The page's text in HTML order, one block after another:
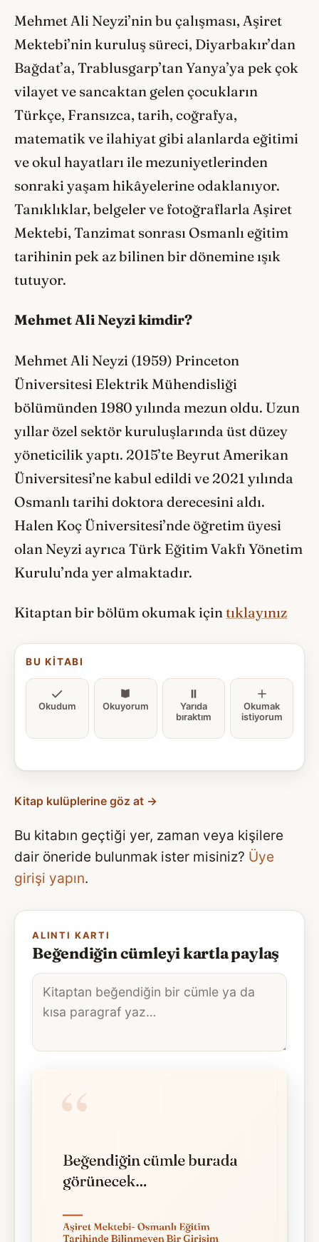
Mehmet Ali Neyzi’nin bu çalışması, Aşiret
Mektebi’nin kuruluş süreci, Diyarbakır’dan
Bağdat’a, Trablusgarp’tan Yanya’ya pek çok
vilayet ve sancaktan gelen çocukların
Türkçe, Fransızca, tarih, coğrafya,
matematik ve ilahiyat gibi alanlarda eğitimi
ve okul hayatları ile mezuniyetlerinden
sonraki yaşam hikâyelerine odaklanıyor.
Tanıklıklar, belgeler ve fotoğraflarla Aşiret
Mektebi, Tanzimat sonrası Osmanlı eğitim
tarihinin pek az bilinen bir dönemine ışık
tutuyor.
Mehmet Ali Neyzi kimdir?
Mehmet Ali Neyzi (1959) Princeton
Üniversitesi Elektrik Mühendisliği
bölümünden 1980 yılında mezun oldu. Uzun
yıllar özel sektör kuruluşlarında üst düzey
yöneticilik yaptı. 2015’te Beyrut Amerikan
Üniversitesi’ne kabul edildi ve 2021 yılında
Osmanlı tarihi doktora derecesini aldı.
Halen Koç Üniversitesi’nde öğretim üyesi
olan Neyzi ayrıca Türk Eğitim Vakfı Yönetim
Kurulu’nda yer almaktadır.
Kitaptan bir bölüm okumak içintıklayınız
BU KITABI
Okudum Okuyorum
Yarıda
bıraktım
Okumak
istiyorum
Kitap kulüplerine göz at →
Bu kitabın geçtiği yer, zaman veya kişilere
dair öneride bulunmak ister misiniz? Üye
girişi yapın.
ALINTI KARTI
Beğendiğin cümleyi kartla paylaş
Alıntı
metni